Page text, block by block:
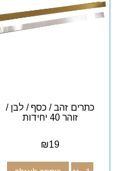
כתרים זהב / כסף / לבן /
זוהר 40 יחידות
₪19